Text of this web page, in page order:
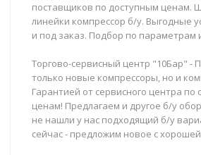
поставщиков по доступным ценам.
линейки компрессор б/у. Выгодные
и под заказ. Подбор по параметрам
Торгово-сервисный центр "10Бар" -
только новые компрессоры, но и
Гарантией от сервисного центра
ценам! Предлагаем и другое б/у
не нашли у нас подходящий б/у
сейчас - предложим новое с